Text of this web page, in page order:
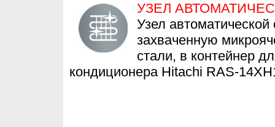
УЗЕЛ
Узел
захваченную
стали, в контейнер
кондиционера Hitachi RAS-